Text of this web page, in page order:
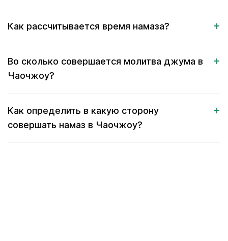
Как рассчитывается время намаза?
Во сколько совершается молитва джума в
Чаочжоу?
Как определить в какую сторону
совершать намаз в Чаочжоу?